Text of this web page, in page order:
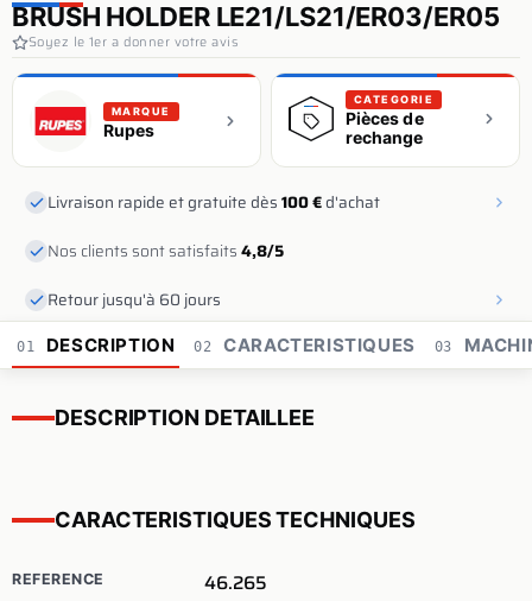
BRUSH HOLDER LE21/LS21/ER03/ER05
Soyez le 1er a donner votre avis
MARQUE
Rupes
CATEGORIE
Pièces de
rechange
Livraison rapide et gratuite dès100 €d'achat
Nos clients sont satisfaits4,8/5
Retour jusqu'à 60 jours
01 DESCRIPTION 02 CARACTERISTIQUES 03
DESCRIPTION DETAILLEE
CARACTERISTIQUES TECHNIQUES
REFERENCE 46.265